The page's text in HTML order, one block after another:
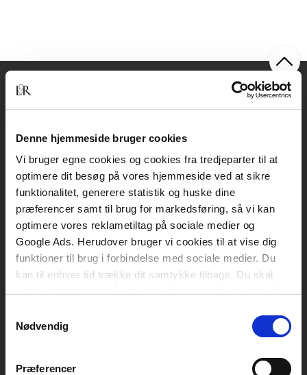
Denne hjemmeside bruger cookies
Vi bruger egne cookies og cookies fra tredjeparter til at
optimere dit besøg på vores hjemmeside ved at sikre
funktionalitet, generere statistik og huske dine
præferencer samt til brug for markedsføring, så vi kan
optimere vores reklametiltag på sociale medier og
Google Ads. Herudover bruger vi cookies til at vise dig
funktioner til brug i forbindelse med sociale medier. Du
kan til enhver tid trække dit samtykke tilbage. Du skal
tilbagetrækker et samtykke.
Nødvendig
Præferencer
Akademisk Forlag
1120 København K
CVR 76351910
Kontakt kundeservice
Mandag-fredag: kl. 10-15
+45 70 23 40 80
info@akademisk.dk
Kontakt teknisk support
Mandag-fredag: kl. 8-16